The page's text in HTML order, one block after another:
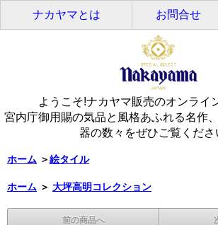
ナカヤマとは お問合せ
ようこそ!ナカヤマ販売のオンライ
宮内庁御用賜の気品と風格あふれる名作
器の数々をぜひご覧くださ
ホーム ＞絵タイル
ホーム ＞ 大坪高明コレクション
前の商品へ